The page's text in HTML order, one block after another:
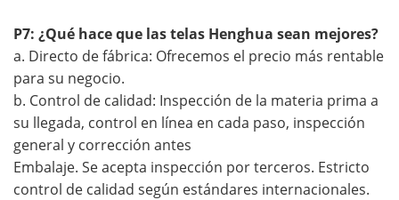
P7: ¿Qué hace que las telas Henghua sean mejores?
a. Directo de fábrica: Ofrecemos el precio más rentable
para su negocio.
b. Control de calidad: Inspección de la materia prima a
su llegada, control en línea en cada paso, inspección
general y corrección antes
Embalaje. Se acepta inspección por terceros. Estricto
control de calidad según estándares internacionales.